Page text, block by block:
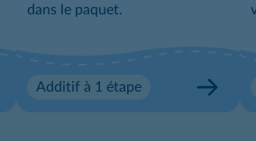
dans le paquet.
Additif à 1 étape